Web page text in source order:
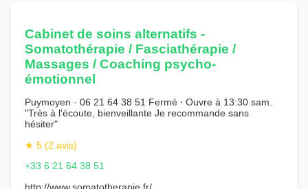
Cabinet de soins alternatifs -
Somatothérapie / Fasciathérapie /
Massages / Coaching psycho-
émotionnel
Puymoyen · 06 21 64 38 51 Fermé ⋅ Ouvre à 13:30 sam.
"Très à l'écoute, bienveillante Je recommande sans
hésiter"
★ 5 (2 avis)
+33 6 21 64 38 51
http://www.somatotherapie.fr/